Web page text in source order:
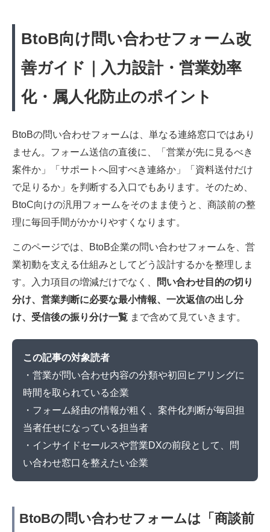
BtoB向け問い合わせフォーム改
善ガイド｜入力設計・営業効率
化・属人化防止のポイント
BtoBの問い合わせフォームは、単なる連絡窓口ではあり
ません。フォーム送信の直後に、「営業が先に見るべき
案件か」「サポートへ回すべき連絡か」「資料送付だけ
で足りるか」を判断する入口でもあります。そのため、
BtoC向けの汎用フォームをそのまま使うと、商談前の整
理に毎回手間がかかりやすくなります。
このページでは、BtoB企業の問い合わせフォームを、営
業初動を支える仕組みとしてどう設計するかを整理しま
す。入力項目の増減だけでなく、
問い合わせ目的の切り
分け、営業判断に必要な最小情報、一次返信の出し分
け、受信後の振り分け一覧 まで含めて見ていきます。
この記事の対象読者
・営業が問い合わせ内容の分類や初回ヒアリングに
時間を取られている企業
・フォーム経由の情報が粗く、案件化判断が毎回担
当者任せになっている担当者
・インサイドセールスや営業DXの前段として、問
い合わせ窓口を整えたい企業
BtoBの問い合わせフォームは「商談前